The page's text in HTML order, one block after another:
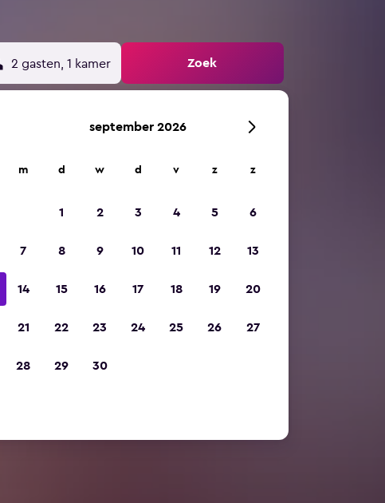
2 gasten, 1 kamer Zoek
september 2026
m d w d v z z
1 2 3 4 5 6
7 8 9 10 11 12 13
14 15 16 17 18 19 20
21 22 23 24 25 26 27
28 29 30